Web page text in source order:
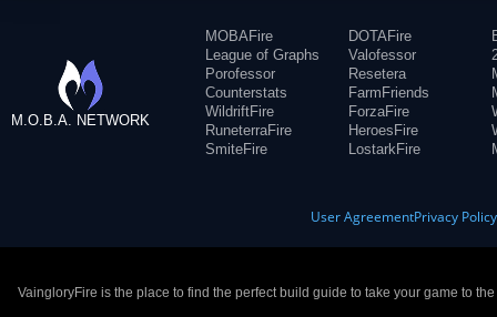
M.O.B.A. NETWORK
MOBAFire
League of Graphs
Porofessor
Counterstats
WildriftFire
RuneterraFire
SmiteFire
DOTAFire
Valofessor
Resetera
FarmFriends
ForzaFire
HeroesFire
LostarkFire
User AgreementPrivacy Policy
VaingloryFire is the place to find the perfect build guide to take your game to